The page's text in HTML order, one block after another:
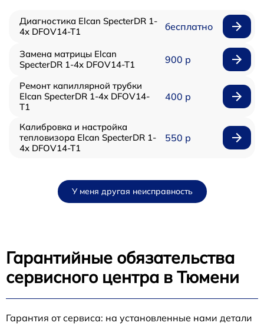
Диагностика Elcan SpecterDR 1-
4x DFOV14-T1
бесплатно
Замена матрицы Elcan
SpecterDR 1-4x DFOV14-T1
900 р
Ремонт капиллярной трубки
Elcan SpecterDR 1-4x DFOV14-
T1
400 р
Калибровка и настройка
тепловизора Elcan SpecterDR 1-
4x DFOV14-T1
550 р
У меня другая неисправность
Гарантийные обязательства
сервисного центра в Тюмени
Гарантия от сервиса: на установленные нами детали